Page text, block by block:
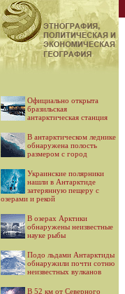
Официально открыта
бразильская
антарктическая станция
В антарктическом леднике
обнаружена полость
размером с город
Украинские полярники
нашли в Антарктиде
затерянную пещеру с
озерами и рекой
В озерах Арктики
обнаружены неизвестные
науке рыбы
Подо льдами Антарктиды
обнаружили почти сотню
неизвестных вулканов
В 52 км от Северного